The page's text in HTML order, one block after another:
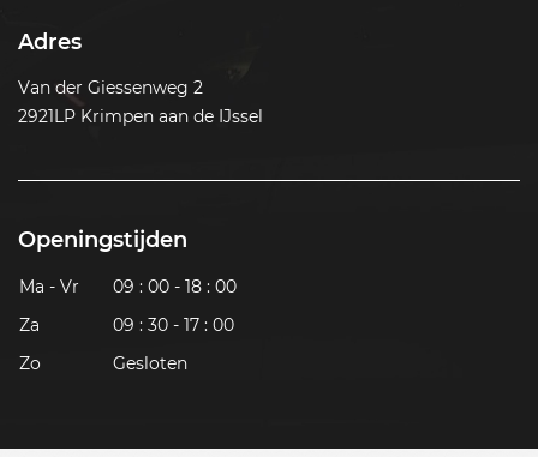
Adres
Van der Giessenweg 2
2921LP Krimpen aan de IJssel
Openingstijden
Ma - Vr
09 : 00 - 18 : 00
Za
09 : 30 - 17 : 00
Zo
Gesloten